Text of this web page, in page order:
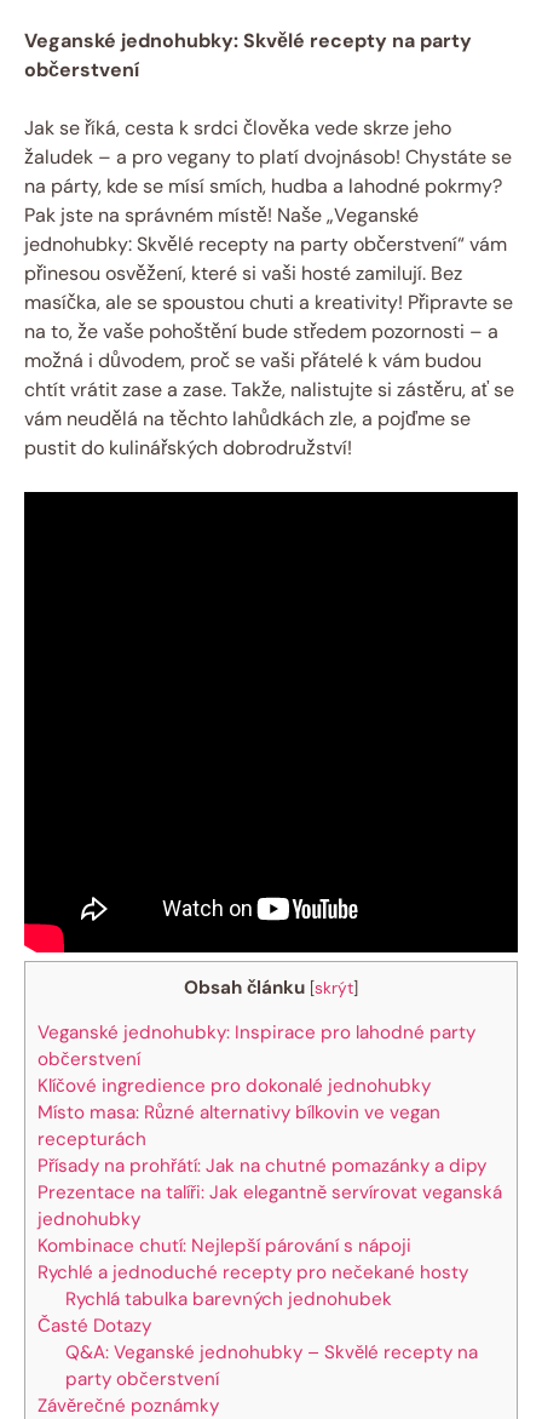
Veganské jednohubky: Skvělé recepty na party
občerstvení
Jak se říká, cesta k srdci člověka vede skrze jeho
žaludek – a pro vegany to platí dvojnásob! Chystáte se
na párty, kde se mísí smích, hudba a lahodné pokrmy?
Pak jste na správném místě! Naše „Veganské
jednohubky: Skvělé recepty na party občerstvení“ vám
přinesou osvěžení, které si vaši hosté zamilují. Bez
masíčka, ale se spoustou chuti a kreativity! Připravte se
na to, že vaše pohoštění bude středem pozornosti – a
možná i důvodem, proč se vaši přátelé k vám budou
chtít vrátit zase a zase. Takže, nalistujte si zástěru, ať se
vám neudělá na těchto lahůdkách zle, a pojďme se
pustit do kulinářských dobrodružství!
Obsah článku [skrýt]
Veganské jednohubky: Inspirace pro lahodné party
občerstvení
Klíčové ingredience pro dokonalé jednohubky
Místo masa: Různé alternativy bílkovin ve vegan
recepturách
Přísady na prohřátí: Jak na chutné pomazánky a dipy
Prezentace na talíři: Jak elegantně servírovat veganská
jednohubky
Kombinace chutí: Nejlepší párování s nápoji
Rychlé a jednoduché recepty pro nečekané hosty
Rychlá tabulka barevných jednohubek
Časté Dotazy
Q&A: Veganské jednohubky – Skvělé recepty na
party občerstvení
Závěrečné poznámky